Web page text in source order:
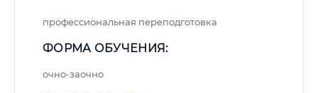
профессиональная переподготовка
ФОРМА ОБУЧЕНИЯ:
очно-заочно